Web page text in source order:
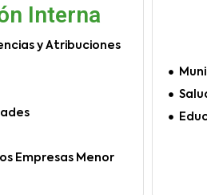
Interna
y Atribuciones
Empresas Menor